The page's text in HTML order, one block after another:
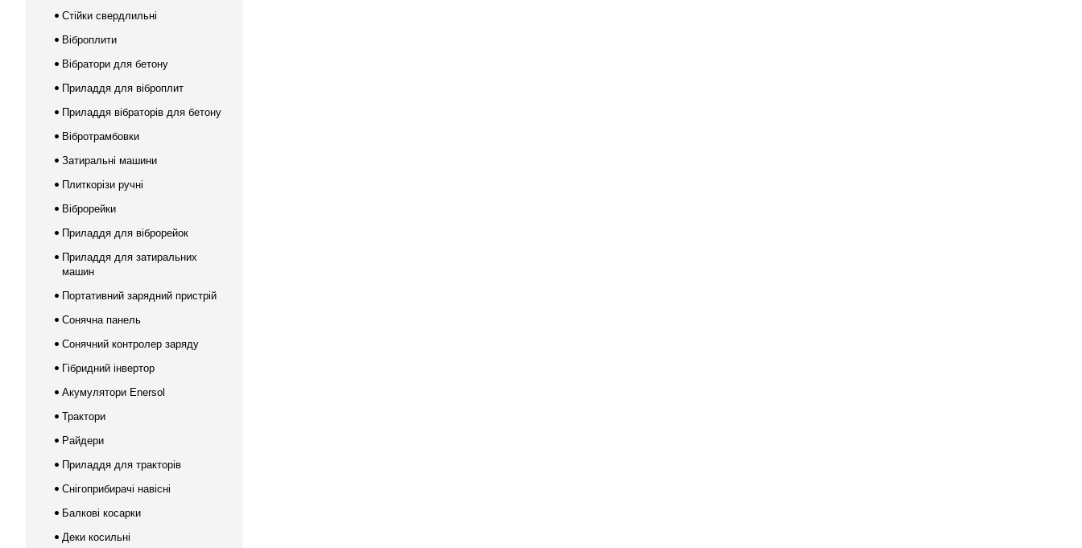
Стійки свердлильні
Віброплити
Вібратори для бетону
Приладдя для віброплит
Приладдя вібраторів для бетону
Вібротрамбовки
Затиральні машини
Плиткорізи ручні
Віброрейки
Приладдя для віброрейок
Приладдя для затиральних
машин
Портативний зарядний пристрій
Сонячна панель
Сонячний контролер заряду
Гібридний інвертор
Акумулятори Enersol
Трактори
Райдери
Приладдя для тракторів
Снігоприбирачі навісні
Балкові косарки
Деки косильні